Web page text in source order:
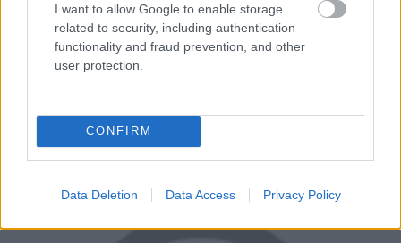
I want to allow Google to enable storage
related to security, including authentication
functionality and fraud prevention, and other
user protection.
CONFIRM
Data Deletion Data Access Privacy Policy
mondván a kis lény túlságosan kötődik már Dinhez,
ráadásul megvolt a saját küldetése is: fel akarja kutatni
Thrawn főadmirálist és ezáltal Ezrát. Így hát
másik jedivel.